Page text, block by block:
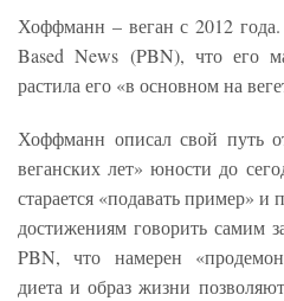
Хоффманн – веган с 2012
Based News (PBN), что его
растила его «в основном на
Хоффманн описал свой путь
веганских лет» юности до
старается «подавать пример»
достижениям говорить самим
PBN, что намерен
диета и образ жизни